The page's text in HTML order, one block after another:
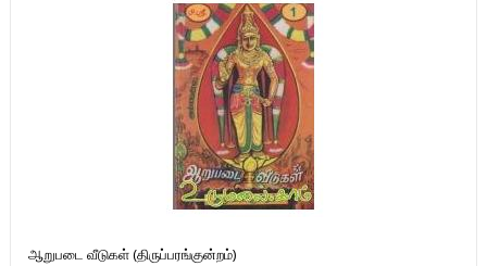
ஆறுபடை வீடுகள் (திருப்பரங்குன்றம்)